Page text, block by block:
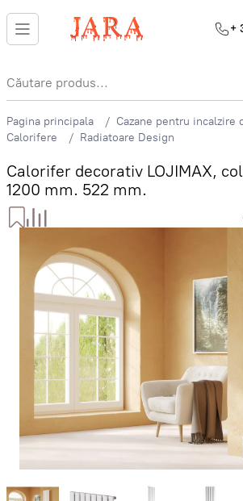
+
Pagina principala
Cazane pentru incalzire
Calorifere
Radiatoare Design
Calorifer decorativ LOJIMAX,
1200 mm. 522 mm.